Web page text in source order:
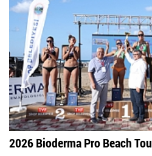
2026 Bioderma Pro Beach